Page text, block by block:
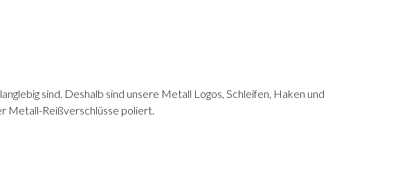
sind. Deshalb sind unsere Metall Logos, Schleifen, Haken und
Metall-Reißverschlüsse poliert.